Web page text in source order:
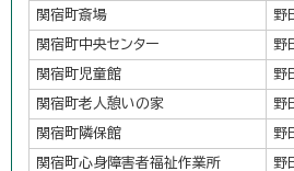
関宿町斎場 野
関宿町中央センター 野
関宿町児童館 野
関宿町老人憩いの家 野
関宿町隣保館 野
関宿町心身障害者福祉作業所
野